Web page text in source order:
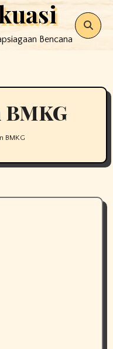
Bencana
BMKG